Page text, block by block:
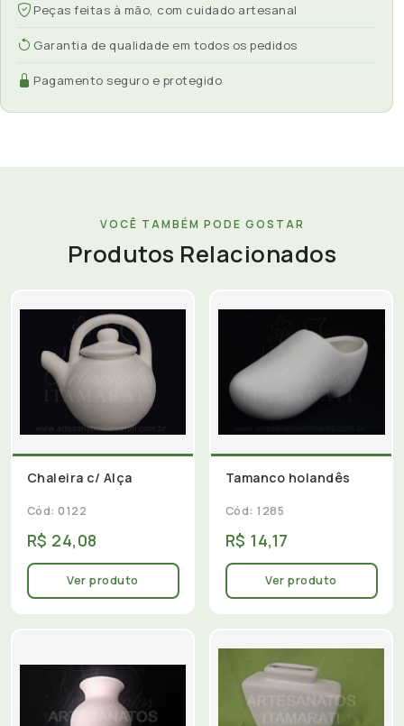
Peças feitas à mão, com cuidado artesanal
Garantia de qualidade em todos os pedidos
Pagamento seguro e protegido
VOCÊ TAMBÉM PODE GOSTAR
Produtos Relacionados
Chaleira c/ Alça
Cód: 0122
R$ 24,08
Ver produto
Tamanco holandês
Cód: 1285
R$ 14,17
Ver produto